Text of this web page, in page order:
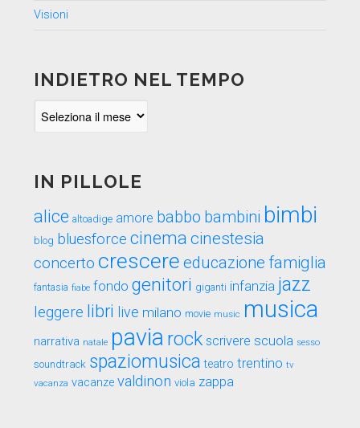
Visioni
INDIETRO NEL TEMPO
IN PILLOLE
alice altoadige amore babbo bambini bimbi
blog bluesforce cinema cinestesia
concerto crescere educazione famiglia
fantasia fiabe fondo genitori giganti infanzia jazz
leggere libri live milano movie music musica
narrativa natale pavia rock scrivere scuola sesso
soundtrack spaziomusica teatro trentino tv
vacanza vacanze valdinon viola zappa